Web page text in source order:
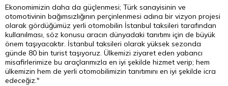
Ekonomimizin daha da güçlenmesi; Türk sanayisinin ve
otomotivinin bağımsızlığının perçinlenmesi adına bir vizyon projesi
olarak gördüğümüz yerli otomobilin İstanbul taksileri tarafından
kullanılması, söz konusu aracın dünyadaki tanıtımı için de büyük
önem taşıyacaktır. İstanbul taksileri olarak yüksek sezonda
günde 80 bin turist taşıyoruz. Ülkemizi ziyaret eden yabancı
misafirlerimize bu araçlarımızla en iyi şekilde hizmet verip; hem
ülkemizin hem de yerli otomobilimizin tanıtımını en iyi şekilde icra
edeceğiz."